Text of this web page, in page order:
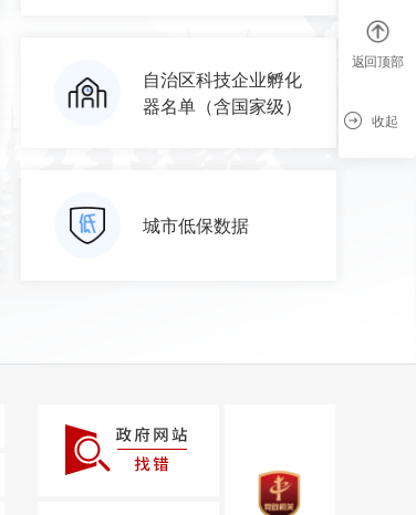
自治区科技企业孵化
器名单（含国家级）
城市低保数据
返回顶部
收起